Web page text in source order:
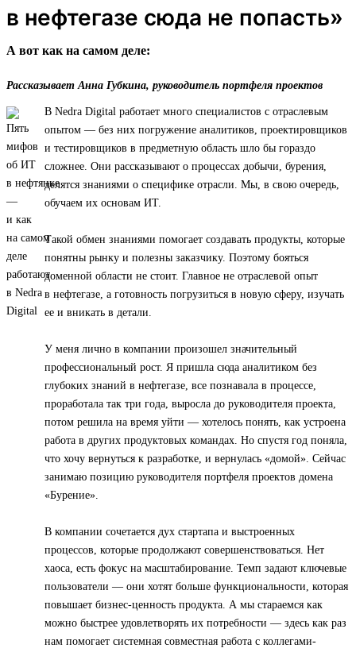
в нефтегазе сюда не попасть»
А вот как на самом деле:
Рассказывает Анна Губкина, руководитель портфеля проектов
В Nedra Digital работает много специалистов с отраслевым
опытом — без них погружение аналитиков, проектировщиков
и тестировщиков в предметную область шло бы гораздо
сложнее. Они рассказывают о процессах добычи, бурения,
делятся знаниями о специфике отрасли. Мы, в свою очередь,
обучаем их основам ИТ.
Такой обмен знаниями помогает создавать продукты, которые
понятны рынку и полезны заказчику. Поэтому бояться
доменной области не стоит. Главное не отраслевой опыт
в нефтегазе, а готовность погрузиться в новую сферу, изучать
ее и вникать в детали.
У меня лично в компании произошел значительный
профессиональный рост. Я пришла сюда аналитиком без
глубоких знаний в нефтегазе, все познавала в процессе,
проработала так три года, выросла до руководителя проекта,
потом решила на время уйти — хотелось понять, как устроена
работа в других продуктовых командах. Но спустя год поняла,
что хочу вернуться к разработке, и вернулась «домой». Сейчас
занимаю позицию руководителя портфеля проектов домена
«Бурение».
В компании сочетается дух стартапа и выстроенных
процессов, которые продолжают совершенствоваться. Нет
хаоса, есть фокус на масштабирование. Темп задают ключевые
пользователи — они хотят больше функциональности, которая
повышает бизнес-ценность продукта. А мы стараемся как
можно быстрее удовлетворять их потребности — здесь как раз
нам помогает системная совместная работа с коллегами-